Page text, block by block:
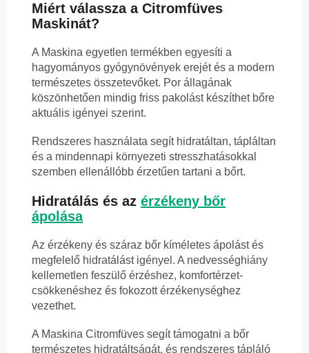
Miért válassza a Citromfüves
Maskinát?
A Maskina egyetlen termékben egyesíti a
hagyományos gyógynövények erejét és a modern
természetes összetevőket. Por állagának
köszönhetően mindig friss pakolást készíthet bőre
aktuális igényei szerint.
Rendszeres használata segít hidratáltan, tápláltan
és a mindennapi környezeti stresszhatásokkal
szemben ellenállóbb érzetűen tartani a bőrt.
Hidratálás és az érzékeny bőr
ápolása
Az érzékeny és száraz bőr kíméletes ápolást és
megfelelő hidratálást igényel. A nedvességhiány
kellemetlen feszülő érzéshez, komfortérzet-
csökkenéshez és fokozott érzékenységhez
vezethet.
A Maskina Citromfüves segít támogatni a bőr
természetes hidratáltságát, és rendszeres tápláló